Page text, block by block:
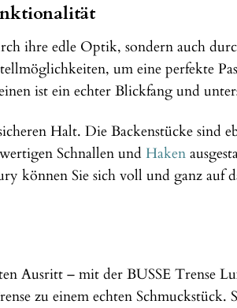
ihre edle Optik, sondern auch
um eine perfekte
ist ein echter Blickfang und
Halt. Die Backenstücke sind
Schnallen und Haken
können Sie sich voll und ganz auf
Ausritt – mit der BUSSE Trense
zu einem echten Schmuckstück.